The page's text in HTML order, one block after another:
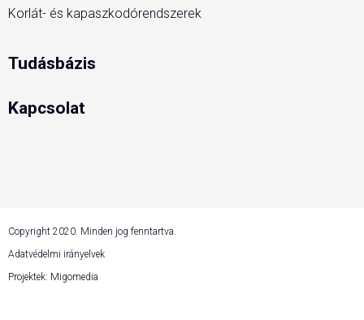
Korlát- és kapaszkodórendszerek
Tudásbázis
Kapcsolat
Copyright 2020. Minden jog fenntartva.
Adatvédelmi irányelvek
Projektek: Migomedia